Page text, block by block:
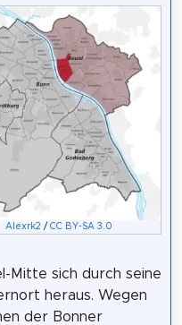
Alexrk2 / CC BY-SA 3.0
Mitte sich durch seine
heraus. Wegen
der Bonner